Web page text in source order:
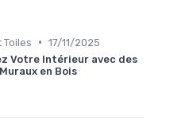
Toiles • 17/11/2025
Votre Intérieur avec des
en Bois